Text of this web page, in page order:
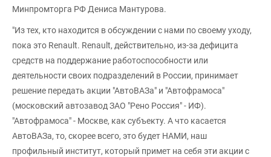
Минпромторга РФ Дениса Мантурова.
"Из тех, кто находится в обсуждении с нами по своему уходу,
пока это Renault. Renault, действительно, из-за дефицита
средств на поддержание работоспособности или
деятельности своих подразделений в России, принимает
решение передать акции "АвтоВАЗа" и "Автофрамоса"
(московский автозавод ЗАО "Рено Россия" - ИФ).
"Автофрамоса" - Москве, как субъекту. А что касается
АвтоВАЗа, то, скорее всего, это будет НАМИ, наш
профильный институт, который примет на себя эти акции с